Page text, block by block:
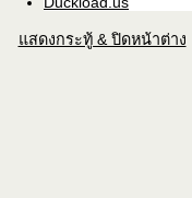
แสดงกระทู้ & ปิดหน้าต่าง